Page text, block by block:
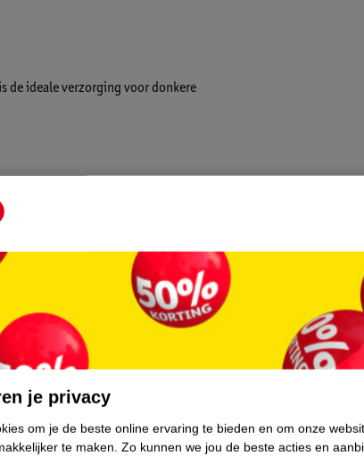
de ideale verzorging voor donkere
je privacy
om je de beste online ervaring te bieden en om onze
te maken. Zo kunnen we jou de beste acties en